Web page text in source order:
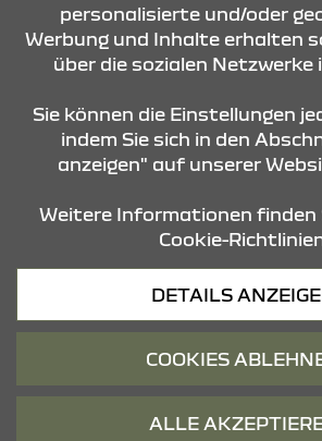
ÖFFNUNGSZEITEN
STANDORTE
Datenschutz
© 2026 Dacia
personalisierte und/oder
Werbung und Inhalte erhalten
über die sozialen Netzwerke
Sie können die Einstellungen
indem Sie sich in den
anzeigen" auf unserer
Weitere Informationen finden
Cookie-
DETAILS
COOKIES
ALLE